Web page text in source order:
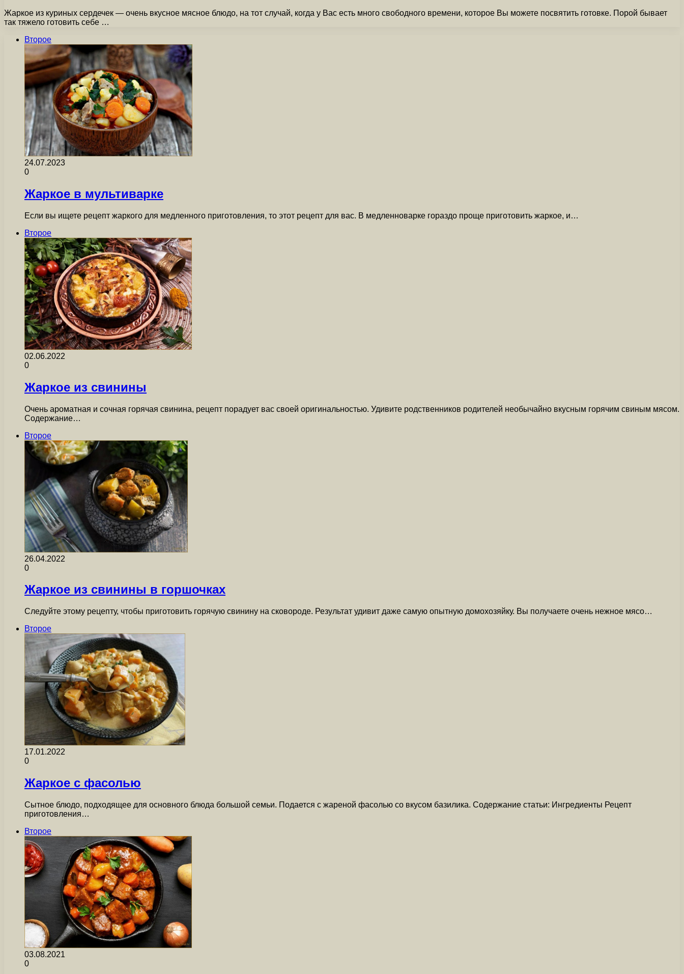
Жаркое из куриных сердечек — очень вкусное мясное блюдо, на тот случай, когда у Вас есть много свободного времени, которое Вы можете посвятить готовке. Порой бывает
так тяжело готовить себе …
Второе
24.07.2023
0
Жаркое в мультиварке
Если вы ищете рецепт жаркого для медленного приготовления, то этот рецепт для вас. В медленноварке гораздо проще приготовить жаркое, и…
Второе
02.06.2022
0
Жаркое из свинины
Очень ароматная и сочная горячая свинина, рецепт порадует вас своей оригинальностью. Удивите родственников родителей необычайно вкусным горячим свиным мясом.
Содержание…
Второе
26.04.2022
0
Жаркое из свинины в горшочках
Следуйте этому рецепту, чтобы приготовить горячую свинину на сковороде. Результат удивит даже самую опытную домохозяйку. Вы получаете очень нежное мясо…
Второе
17.01.2022
0
Жаркое с фасолью
Сытное блюдо, подходящее для основного блюда большой семьи. Подается с жареной фасолью со вкусом базилика. Содержание статьи: Ингредиенты Рецепт
приготовления…
Второе
03.08.2021
0